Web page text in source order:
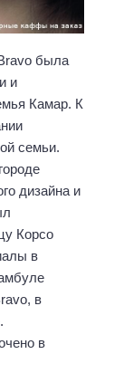
была
и
Камар. К
семьи.
дизайна и
Корсо
в
в
в